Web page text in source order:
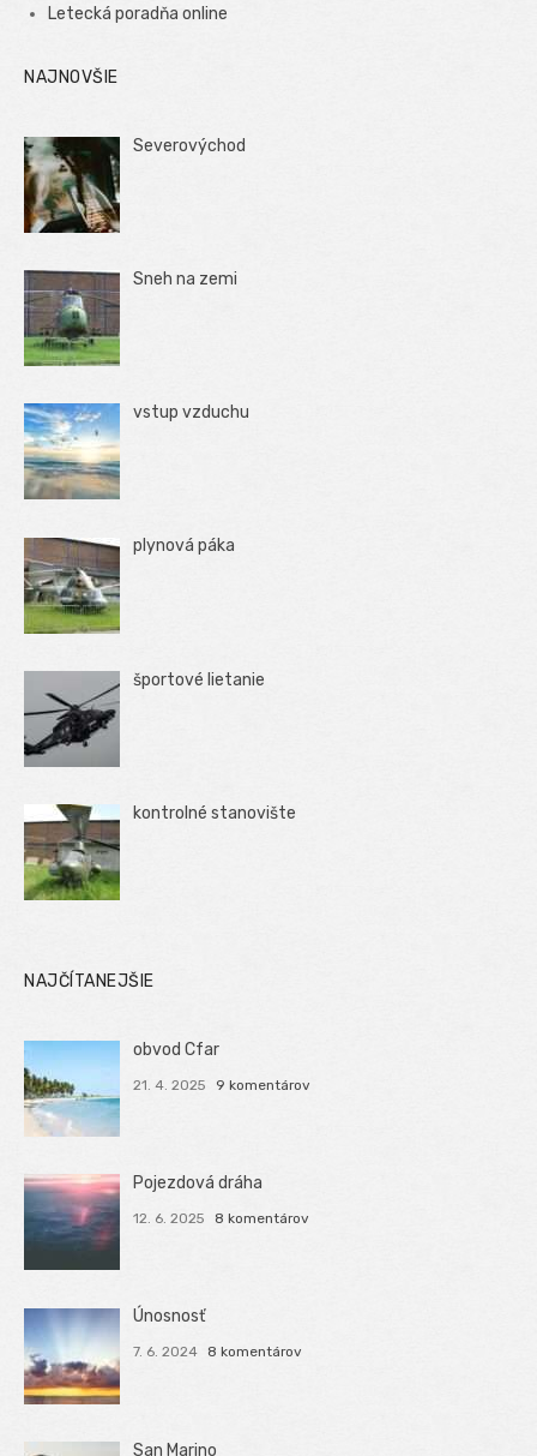
Letecká poradňa online
NAJNOVŠIE
Severovýchod
Sneh na zemi
vstup vzduchu
plynová páka
športové lietanie
kontrolné stanovište
NAJČÍTANEJŠIE
obvod Cfar
21. 4. 2025 9 komentárov
Pojezdová dráha
12. 6. 2025 8 komentárov
Únosnosť
7. 6. 2024 8 komentárov
San Marino